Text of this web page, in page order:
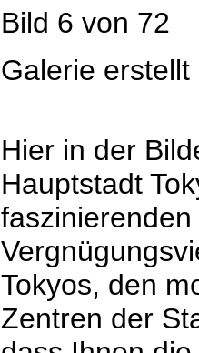
Bild 6 von 72
Galerie
Hier in der
Hauptstadt
Tokyos, den
Zentren der